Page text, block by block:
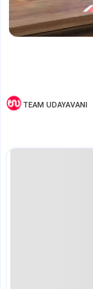
TEAM UDAYAVANI